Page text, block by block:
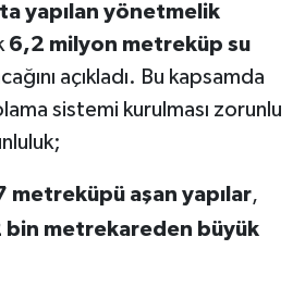
yapılan yönetmelik
6,2 milyon metreküp su
açıkladı. Bu kapsamda
sistemi kurulması zorunlu
metreküpü aşan yapılar,
bin metrekareden büyük